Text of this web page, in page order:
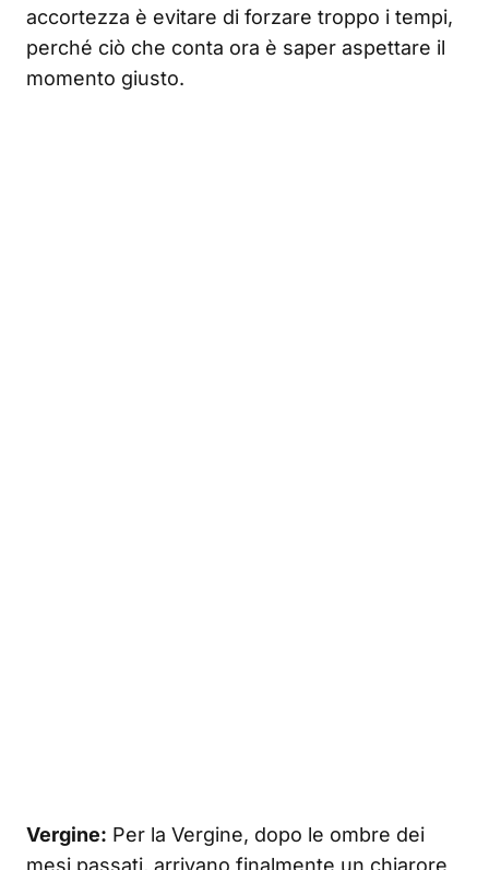
accortezza è evitare di forzare troppo i tempi,
perché ciò che conta ora è saper aspettare il
momento giusto.
Vergine: Per la Vergine, dopo le ombre dei
mesi passati, arrivano finalmente un chiarore